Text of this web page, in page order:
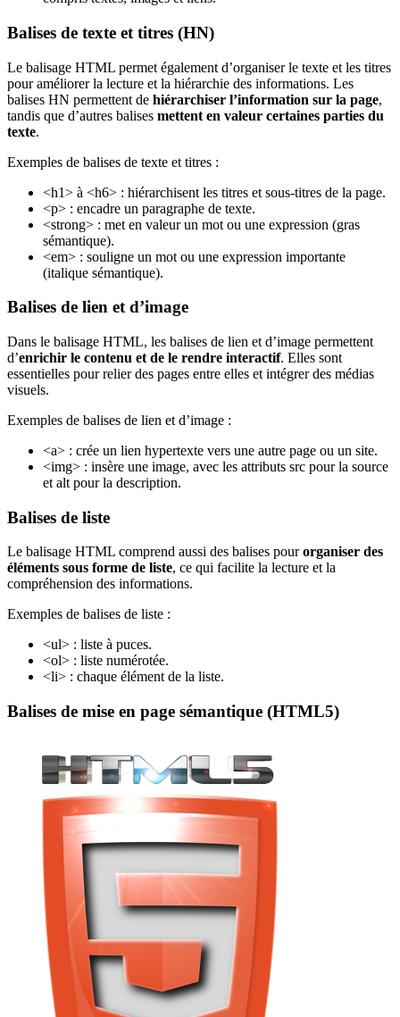
Balises de texte et titres (HN)
Le balisage HTML permet également d’organiser le texte et les titres
pour améliorer la lecture et la hiérarchie des informations. Les
balises HN permettent de hiérarchiser l’information sur la page,
tandis que d’autres balises mettent en valeur certaines parties du
texte.
Exemples de balises de texte et titres :
<h1> à <h6> : hiérarchisent les titres et sous-titres de la page.
<p> : encadre un paragraphe de texte.
<strong> : met en valeur un mot ou une expression (gras
sémantique).
<em> : souligne un mot ou une expression importante
(italique sémantique).
Balises de lien et d’image
Dans le balisage HTML, les balises de lien et d’image permettent
d’enrichir le contenu et de le rendre interactif. Elles sont
essentielles pour relier des pages entre elles et intégrer des médias
visuels.
Exemples de balises de lien et d’image :
<a> : crée un lien hypertexte vers une autre page ou un site.
<img> : insère une image, avec les attributs src pour la source
et alt pour la description.
Balises de liste
Le balisage HTML comprend aussi des balises pourorganiser des
éléments sous forme de liste, ce qui facilite la lecture et la
compréhension des informations.
Exemples de balises de liste :
<ul> : liste à puces.
<ol> : liste numérotée.
<li> : chaque élément de la liste.
Balises de mise en page sémantique (HTML5)